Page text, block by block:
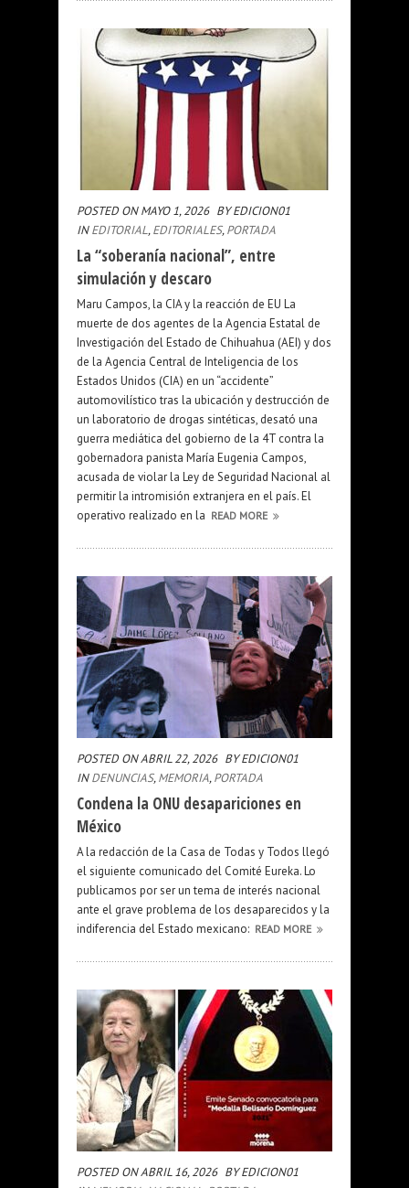
POSTED ON MAYO 1, 2026 BY EDICION01
INEDITORIAL,EDITORIALES,PORTADA
La “soberanía nacional”, entre
simulación y descaro
Maru Campos, la CIA y la reacción de EU La
muerte de dos agentes de la Agencia Estatal de
Investigación del Estado de Chihuahua (AEI) y dos
de la Agencia Central de Inteligencia de los
Estados Unidos (CIA) en un “accidente”
automovilístico tras la ubicación y destrucción de
un laboratorio de drogas sintéticas, desató una
guerra mediática del gobierno de la 4T contra la
gobernadora panista María Eugenia Campos,
acusada de violar la Ley de Seguridad Nacional al
permitir la intromisión extranjera en el país. El
operativo realizado en la READ MORE
POSTED ON ABRIL 22, 2026 BY EDICION01
INDENUNCIAS,MEMORIA,PORTADA
Condena la ONU desapariciones en
México
A la redacción de la Casa de Todas y Todos llegó
el siguiente comunicado del Comité Eureka. Lo
publicamos por ser un tema de interés nacional
ante el grave problema de los desaparecidos y la
indiferencia del Estado mexicano: READ MORE
POSTED ON ABRIL 16, 2026 BY EDICION01